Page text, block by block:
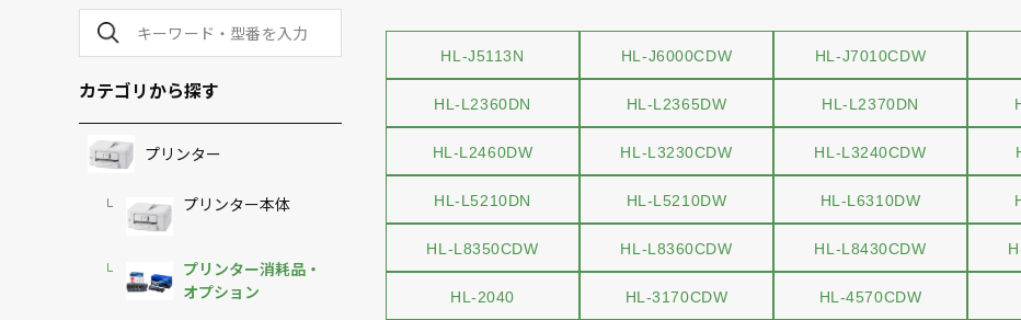
カテゴリから探す
プリンター
プリンター本体
プリンター消耗品・
オプション
HL-J5113N HL-J6000CDW HL-J7010CDW
HL-L2360DN HL-L2365DW HL-L2370DN
HL-L2460DW HL-L3230CDW HL-L3240CDW
HL-L5210DN HL-L5210DW HL-L6310DW
HL-L8350CDW HL-L8360CDW HL-L8430CDW
HL-2040 HL-3170CDW HL-4570CDW